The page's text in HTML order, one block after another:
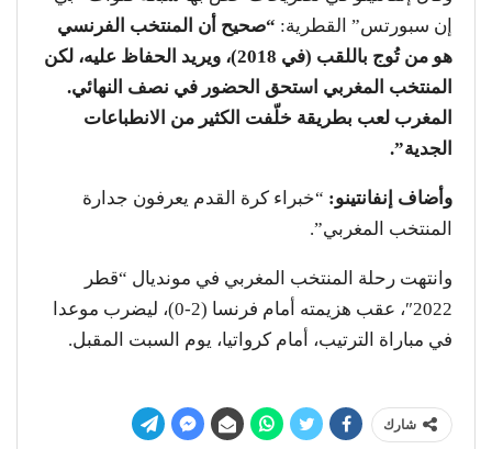
إن سبورتس” القطرية: “صحيح أن المنتخب الفرنسي
هو من تُوج باللقب (في 2018)، ويريد الحفاظ عليه، لكن
المنتخب المغربي استحق الحضور في نصف النهائي.
المغرب لعب بطريقة خلّفت الكثير من الانطباعات
الجدية”.
وأضاف إنفانتينو: “خبراء كرة القدم يعرفون جدارة
المنتخب المغربي”.
وانتهت رحلة المنتخب المغربي في مونديال “قطر
2022″، عقب هزيمته أمام فرنسا (2-0)، ليضرب موعدا
في مباراة الترتيب، أمام كرواتيا، يوم السبت المقبل.
شارك